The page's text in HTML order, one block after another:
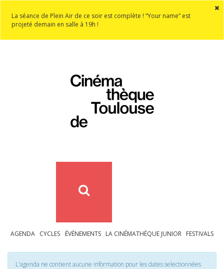
La séance de Plein Air de ce soir est complète ! “Your name” est
projeté demain en salle à 19h !
AGENDA CYCLES ÉVÉNEMENTS LA CINÉMATHÈQUE JUNIOR FESTIVALS
L'agenda ne contient aucune information pour les dates selectionnées